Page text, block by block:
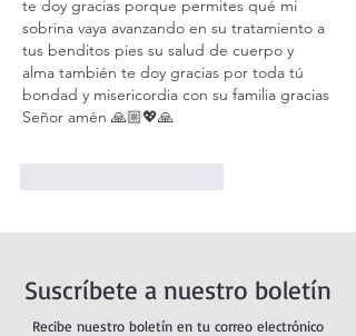
te doy gracias porque permites qué mi
sobrina vaya avanzando en su tratamiento a
tus benditos pies su salud de cuerpo y
alma también te doy gracias por toda tú
bondad y misericordia con su familia gracias
Señor amén 🙏🏼💖🙏
Suscríbete a nuestro boletín
Recibe nuestro boletín en tu correo electrónico